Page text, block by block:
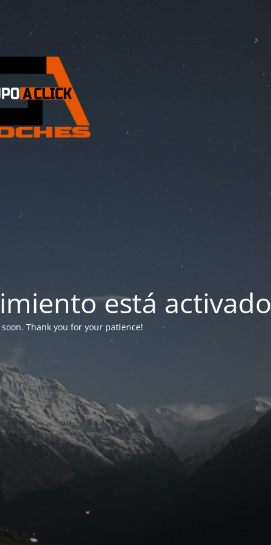
está activado
Thank you for your patience!